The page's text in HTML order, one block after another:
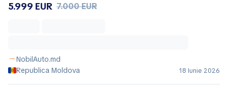
5.999 EUR 7.000 EUR
NobilAuto.md
Republica Moldova
18 Iunie 2026